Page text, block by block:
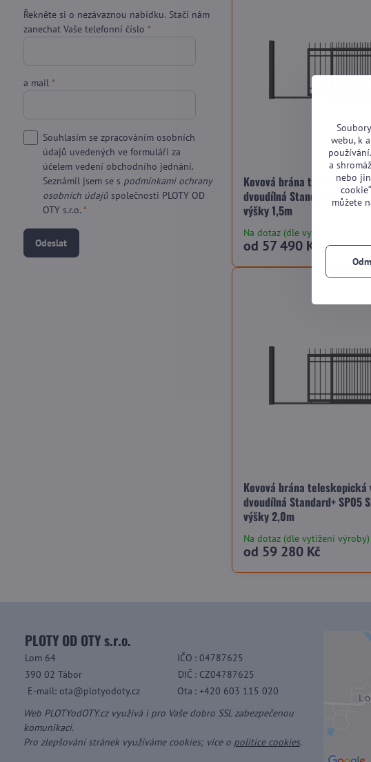
Kovová brána teleskopická
dvoudílná Standard+ SP05
výšky 1,5m
Na dotaz (dle vytížení výroby)
od 57 490 Kč
Kovová brána teleskopická
dvoudílná Standard+ SP05
výšky 2,0m
Na dotaz (dle vytížení výroby)
od 59 280 Kč
Řekněte si o nezávaznou nabídku. Stačí nám
zanechat Vaše telefonní číslo *
a mail *
Souhlasím se zpracováním osobních
údajů uvedených ve formuláři za
účelem vedení obchodního jednání.
Seznámil jsem se s podmínkami ochrany
osobních údajů společnosti PLOTY OD
OTY s.r.o. *
Odeslat
PLOTY OD OTY s.r.o.
Lom 64 IČO : 04787625
390 02 Tábor
DIČ : CZ04787625
E-mail: ota@plotyodoty.cz
Ota : +420 603 115 020
Web PLOTYodOTY.cz využívá i pro Vaše dobro SSL zabezpečenou
komunikaci.
Pro zlepšování stránek využíváme cookies; více o politice cookies.
webu, k
a
nebo
můžete